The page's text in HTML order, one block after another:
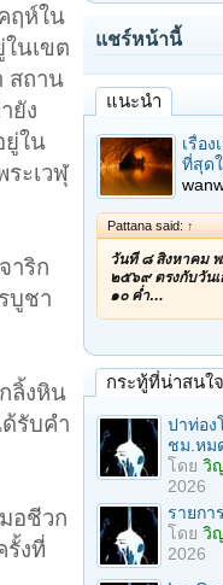
ฤห์ใน
นเขต
สถาน
ยัง
ยู่ใน
ะเวฬุ
าริก
บูชา
ลิ้งหิน
รับคำ
อชีวก
รั้งที่
แชร์หน้านี้
แนะนำ
เรื่อ
ที่สุด
Pattana said: ↑
วันที่ ๘ สิงหาคม
๒๕๖๙ ตรงกับวันเ
๑๐ ค่ำ…
กระทู้ที่น่าสนใจ
ปาท่อง
ชม.หม
โดย วิ
2026
รายกา
โดย วิ
2026